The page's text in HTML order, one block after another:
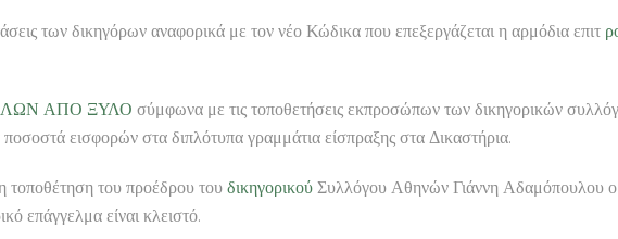
των δικηγόρων αναφορικά με τον νέο Κώδικα που επεξεργάζεται η αρμόδια επιτ
ΑΠΟ ΞΥΛΟ σύμφωνα με τις τοποθετήσεις εκπροσώπων των δικηγορικών
εισφορών στα διπλότυπα γραμμάτια είσπραξης στα Δικαστήρια.
τοποθέτηση του προέδρου του δικηγορικού Συλλόγου Αθηνών Γιάννη Αδαμόπουλου ο
επάγγελμα είναι κλειστό.